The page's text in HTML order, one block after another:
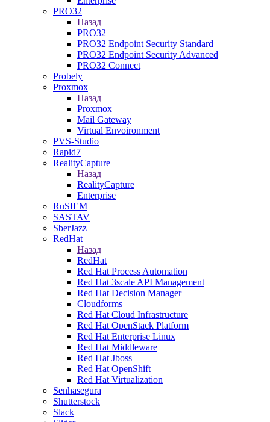
PRO32
Назад
PRO32
PRO32 Endpoint Security Standard
PRO32 Endpoint Security Advanced
PRO32 Connect
Probely
Proxmox
Назад
Proxmox
Mail Gateway
Virtual Envoironment
PVS-Studio
Rapid7
RealityCapture
Назад
RealityCapture
Enterprise
RuSIEM
SASTAV
SberJazz
RedHat
Назад
RedHat
Red Hat Process Automation
Red Hat 3scale API Management
Red Hat Decision Manager
Cloudforms
Red Hat Cloud Infrastructure
Red Hat OpenStack Platform
Red Hat Enterprise Linux
Red Hat Middleware
Red Hat Jboss
Red Hat OpenShift
Red Hat Virtualization
Senhasegura
Shutterstock
Slack